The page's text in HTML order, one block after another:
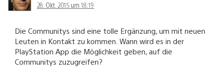
28. Okt. 2015 um 18:19
Die Communitys sind eine tolle Ergänzung, um mit neuen
Leuten in Kontakt zu kommen. Wann wird es in der
PlayStation App die Möglichkeit geben, auf die
Communitys zuzugreifen?